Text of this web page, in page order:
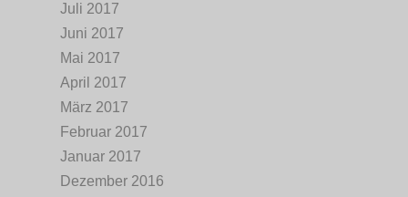
Juli 2017
Juni 2017
Mai 2017
April 2017
März 2017
Februar 2017
Januar 2017
Dezember 2016